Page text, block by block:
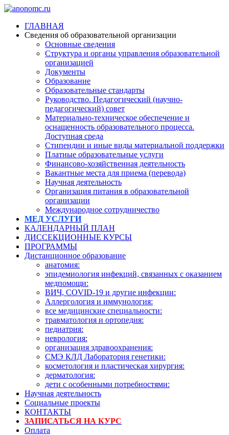
ГЛАВНАЯ
Сведения об образовательной организации
Основные сведения
Структура и органы управления образовательной
организацией
Документы
Образование
Образовательные стандарты
Руководство. Педагогический (научно-
педагогический) совет
Материально-техническое обеспечение и
оснащенность образовательного процесса.
Доступная среда
Стипендии и иные виды материальной поддержки
Платные образовательные услуги
Финансово-хозяйственная деятельность
Вакантные места для приема (перевода)
Научная деятельность
Организация питания в образовательной
организации
Международное сотрудничество
МЕД УСЛУГИ
КАЛЕНДАРНЫЙ ПЛАН
ДИССЕКЦИОННЫЕ КУРСЫ
ПРОГРАММЫ
Дистанционное образование
анатомия:
эпидемиология инфекций, связанных с оказанием
медпомощи:
ВИЧ, COVID-19 и другие инфекции:
Аллергология и иммунология:
все медицинские специальности:
травматология и ортопедия:
педиатрия:
неврология:
организация здравоохранения:
СМЭ КЛД Лаборатория генетики:
косметология и пластическая хирургия:
дерматология:
дети с особенными потребностями:
Научная деятельность
Социальные проекты
КОНТАКТЫ
ЗАПИСАТЬСЯ НА КУРС
Оплата